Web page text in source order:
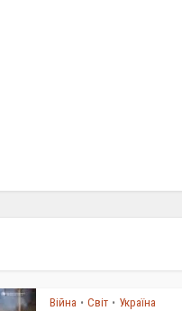
Війна • Світ • Україна